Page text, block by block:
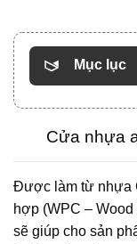
Mục lục
Cửa nhựa
Được làm từ nhựa
hợp (WPC –
sẽ giúp cho sản